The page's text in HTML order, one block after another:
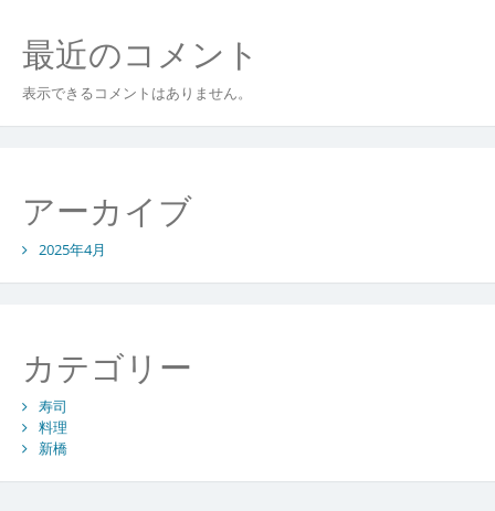
最近のコメント
表示できるコメントはありません。
アーカイブ
2025年4月
カテゴリー
寿司
料理
新橋